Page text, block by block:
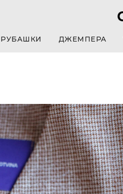
РУБАШКИ ДЖЕМПЕРА